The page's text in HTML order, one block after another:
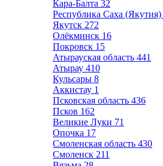
Кара-Балта 32
Республика Саха (Якутия)
Якутск 272
Олёкминск 16
Покровск 15
Атырауская область 441
Атырау 410
Кульсары 8
Аккистау 1
Псковская область 436
Псков 162
Великие Луки 71
Опочка 17
Смоленская область 430
Смоленск 211